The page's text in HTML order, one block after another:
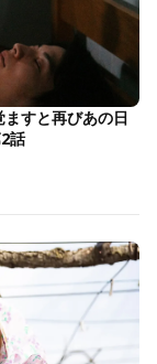
すと再びあの日
話